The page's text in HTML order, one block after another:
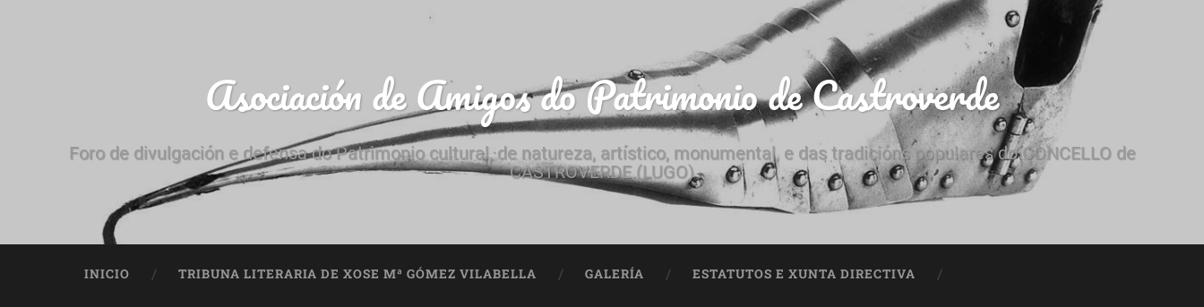
Asociación de Amigos do Patrimonio de Castroverde
Foro de divulgación e defensa do Patrimonio cultural, de natureza, artístico, monumental, e das tradicións populares do CONCELLO de
CASTROVERDE (LUGO)
INICIO TRIBUNA LITERARIA DE XOSE Mª GÓMEZ VILABELLA GALERÍA ESTATUTOS E XUNTA DIRECTIVA